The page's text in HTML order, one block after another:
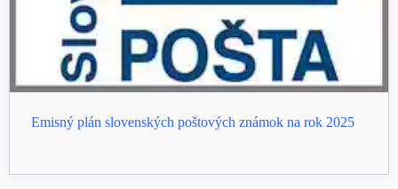
Emisný plán slovenských poštových známok na rok 2025